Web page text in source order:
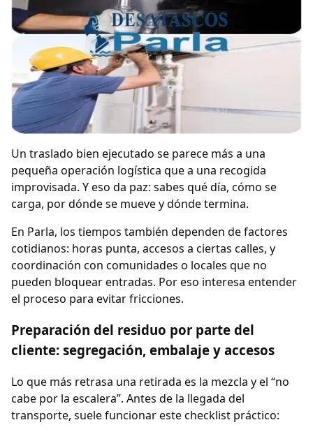
Un traslado bien ejecutado se parece más a una
pequeña operación logística que a una recogida
improvisada. Y eso da paz: sabes qué día, cómo se
carga, por dónde se mueve y dónde termina.
En Parla, los tiempos también dependen de factores
cotidianos: horas punta, accesos a ciertas calles, y
coordinación con comunidades o locales que no
pueden bloquear entradas. Por eso interesa entender
el proceso para evitar fricciones.
Preparación del residuo por parte del
cliente: segregación, embalaje y accesos
Lo que más retrasa una retirada es la mezcla y el “no
cabe por la escalera”. Antes de la llegada del
transporte, suele funcionar este checklist práctico: